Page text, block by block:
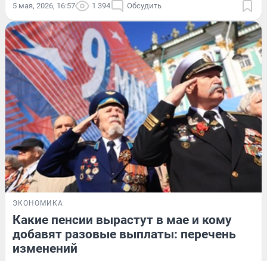
5 мая, 2026, 16:57 1 394 Обсудить
ЭКОНОМИКА
Какие пенсии вырастут в мае и кому
добавят разовые выплаты: перечень
изменений